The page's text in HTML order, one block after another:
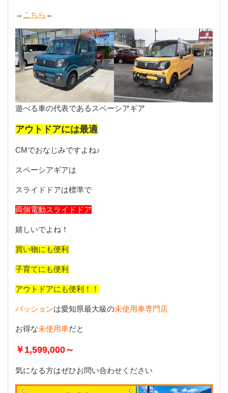
→ こちら ←
遊べる車の代表であるスペーシアギア
アウトドアには最適
CMでおなじみですよね♪
スペーシアギアは
スライドドアは標準で
両側電動スライドドア
嬉しいでよね！
買い物にも便利
子育てにも便利
アウトドアにも便利！！
パッションは愛知県最大級の未使用車専門店
お得な未使用車だと
￥1,599,000～
気になる方はぜひお問い合わせください